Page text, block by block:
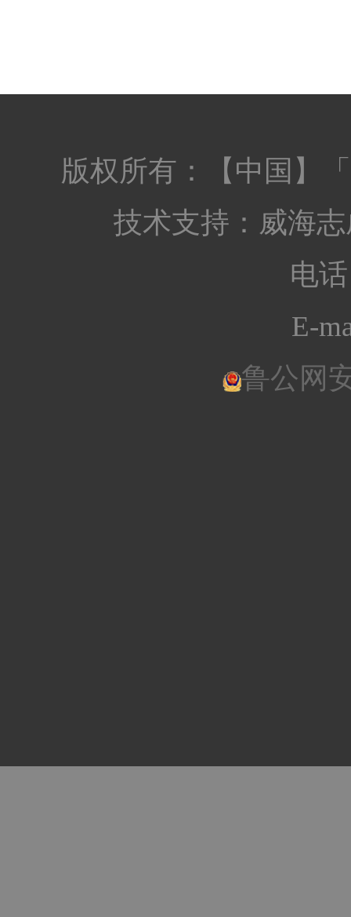
版权所有：【中国】
技术支持： 威海
电
E-
鲁公网